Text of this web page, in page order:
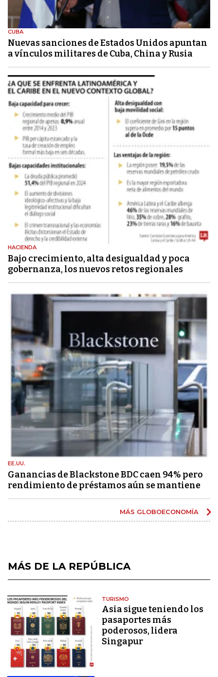
CUBA
Nuevas sanciones de Estados Unidos apuntan
a vínculos militares de Cuba, China y Rusia
HACIENDA
Bajo crecimiento, alta desigualdad y poca
gobernanza, los nuevos retos regionales
EE.UU.
Ganancias de Blackstone BDC caen 94% pero
rendimiento de préstamos aún se mantiene
MÁS GLOBOECONOMÍA
MÁS DE LA REPÚBLICA
TURISMO
Asia sigue teniendo los
pasaportes más
poderosos, lidera
Singapur